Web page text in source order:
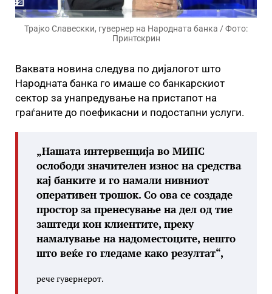
Трајко Славескки, гувернер на Народната банка / Фото:
Принтскрин
Ваквата новина следува по дијалогот што
Народната банка го имаше со банкарскиот
сектор за унапредување на пристапот на
граѓаните до поефикасни и подостапни услуги.
„Нашата интервенција во МИПС
ослободи значителен износ на средства
кај банките и го намали нивниот
оперативен трошок. Со ова се создаде
простор за пренесување на дел од тие
заштеди кон клиентите, преку
намалување на надоместоците, нешто
што веќе го гледаме како резултат“,
рече гувернерот.